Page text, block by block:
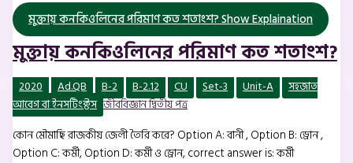
মুক্তায় কনকিওলিনের পরিমাণ কত শতাংশ?Show Explaination
মুক্তায় কনকিওলিনের পরিমাণ কত শতাংশ?
2020 Ad.QB B-2 B-2.12 CU Set-3 Unit-A
সহজাত
আবেগ বা ইনসটিংক্টস জীববিজ্ঞান দ্বিতীয় পত্র
কোন মৌমাছি রাজকীয় জেলী তৈরি করে? Option A: বানী , Option B: ড্রোন ,
Option C: কর্মী, Option D: কর্মী ও ড্রোন, correct answer is: কর্মী